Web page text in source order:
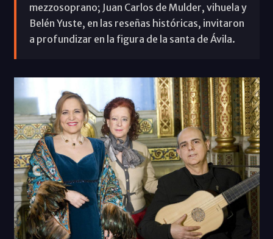
mezzosoprano; Juan Carlos de Mulder, vihuela y
Belén Yuste, en las reseñas históricas, invitaron
a profundizar en la figura de la santa de Ávila.